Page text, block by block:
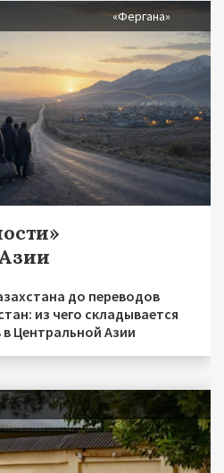
«Фергана»
до переводов
из чего складывается
Центральной Азии